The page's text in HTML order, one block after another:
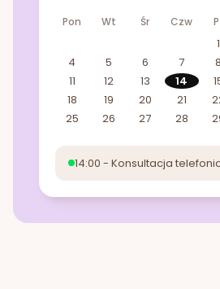
Pon Wt Śr Czw
1
4
5 6 7 8
11
12 13 14
18
19 20 21
25
26 27 28
14:00 - Konsultacja